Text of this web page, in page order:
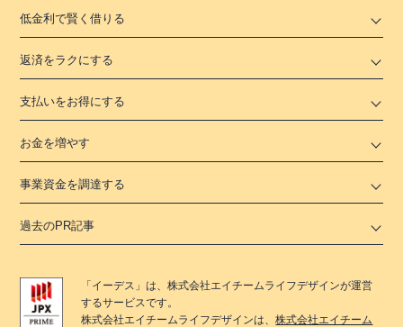
低金利で賢く借りる
返済をラクにする
支払いをお得にする
お金を増やす
事業資金を調達する
過去のPR記事
「 イーデス 」は、株式会社エイチームライフデザインが運営
するサービスです。
株式会社エイチームライフデザインは、株式会社エイチーム